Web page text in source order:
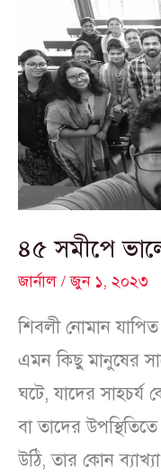
৪৫ সমীপে
জার্নাল /জুন ১, ২০২৩
শিবলী নোমান যাপিত
এমন কিছু মানুষের
ঘটে, যাদের
বা তাদের
উঠি, তার কোন
ভালোবাসা